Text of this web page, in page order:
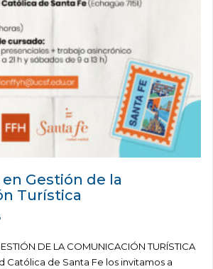
Gestión de la
Turística
DE LA COMUNICACIÓN TURÍSTICA
Católica de Santa Fe los invitamos a